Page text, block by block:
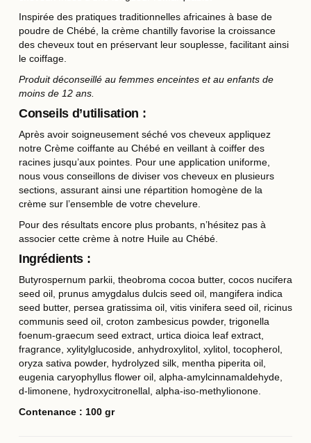
Inspirée des pratiques traditionnelles africaines à base de
poudre de Chébé, la crème chantilly favorise la croissance
des cheveux tout en préservant leur souplesse, facilitant ainsi
le coiffage.
Produit déconseillé au femmes enceintes et au enfants de
moins de 12 ans.
Conseils d’utilisation :
Après avoir soigneusement séché vos cheveux appliquez
notre Crème coiffante au Chébé en veillant à coiffer des
racines jusqu’aux pointes. Pour une application uniforme,
nous vous conseillons de diviser vos cheveux en plusieurs
sections, assurant ainsi une répartition homogène de la
crème sur l’ensemble de votre chevelure.
Pour des résultats encore plus probants, n’hésitez pas à
associer cette crème à notre Huile au Chébé.
Ingrédients :
Butyrospernum parkii, theobroma cocoa butter, cocos nucifera
seed oil, prunus amygdalus dulcis seed oil, mangifera indica
seed butter, persea gratissima oil, vitis vinifera seed oil, ricinus
communis seed oil, croton zambesicus powder, trigonella
foenum-graecum seed extract, urtica dioica leaf extract,
fragrance, xylitylglucoside, anhydroxylitol, xylitol, tocopherol,
oryza sativa powder, hydrolyzed silk, mentha piperita oil,
eugenia caryophyllus flower oil, alpha-amylcinnamaldehyde,
d-limonene, hydroxycitronellal, alpha-iso-methylionone.
Contenance : 100 gr